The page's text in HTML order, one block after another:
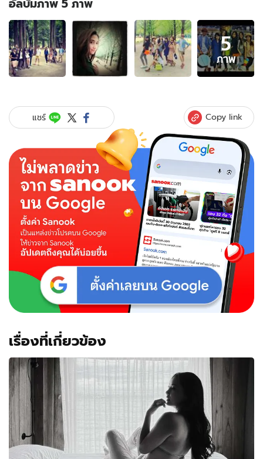
อัลบั้มภาพ 5 ภาพ
อัลบั้ม
ภาพ
5
ภาพ
ของ
คุณนาย
นุ่น
ทีม
เที่ยว
เกาหลี
5
ภาพ
แชร์ Copy link
เรื่องที่เกี่ยวข้อง